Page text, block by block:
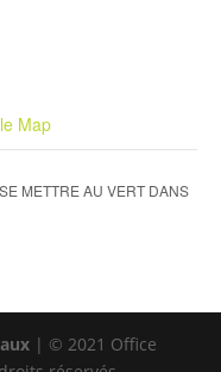
Map
METTRE AU VERT DANS
| © 2021 Office